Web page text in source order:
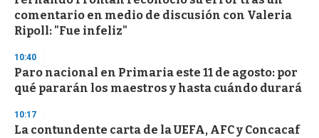
o
f
3
s
e
c
o
d
s
comentario en medio de discusión con Valeria
Ripoll: "Fue infeliz"
10:40
Paro nacional en Primaria este 11 de agosto: por
qué pararán los maestros y hasta cuándo durará
10:17
La contundente carta de la UEFA, AFC y Concacaf